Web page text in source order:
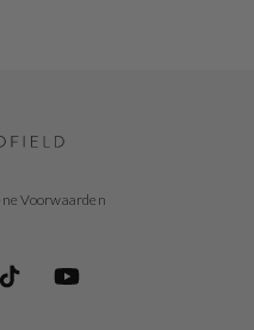
Voorwaarden
TikTok YouTube